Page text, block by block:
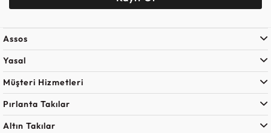
Assos
Yasal
Müşteri Hizmetleri
Pırlanta Takılar
Altın Takılar